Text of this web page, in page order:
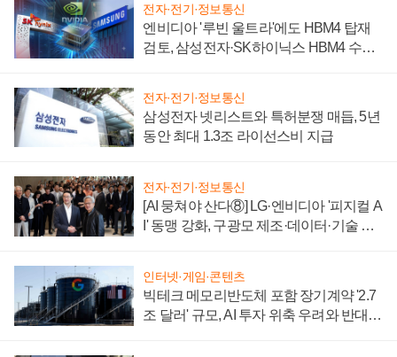
전자·전기·정보통신
엔비디아 '루빈 울트라'에도 HBM4 탑재
검토, 삼성전자·SK하이닉스 HBM4 수율
전자·전기·정보통신
삼성전자 넷리스트와 특허분쟁 매듭, 5년
동안 최대 1.3조 라이선스비 지급
전자·전기·정보통신
[AI 뭉쳐야 산다⑧] LG·엔비디아 '피지컬 A
I' 동맹 강화, 구광모 제조·데이터·기술 결
인터넷·게임·콘텐츠
빅테크 메모리반도체 포함 장기계약 '2.7
조 달러' 규모, AI 투자 위축 우려와 반대